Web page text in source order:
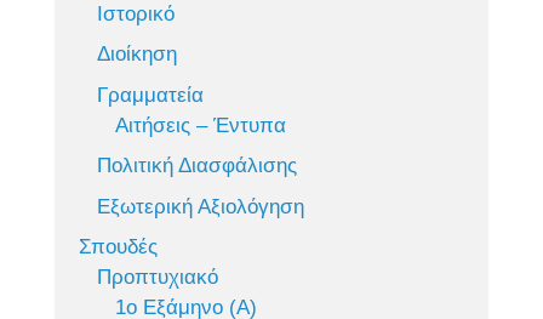
Ιστορικό
Διοίκηση
Γραμματεία
Αιτήσεις – Έντυπα
Πολιτική Διασφάλισης
Εξωτερική Αξιολόγηση
Σπουδές
Προπτυχιακό
1ο Εξάμηνο (Α)